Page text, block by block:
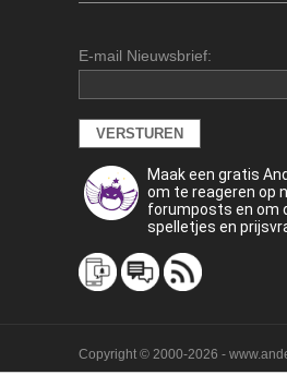
E-mail Nieuwsbrief:
Maak een gratis
om te reageren op
forumposts en om
spelletjes en
Copyright © 2000-2026 -